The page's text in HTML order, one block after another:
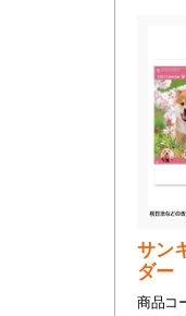
サン
ダー
商品コ